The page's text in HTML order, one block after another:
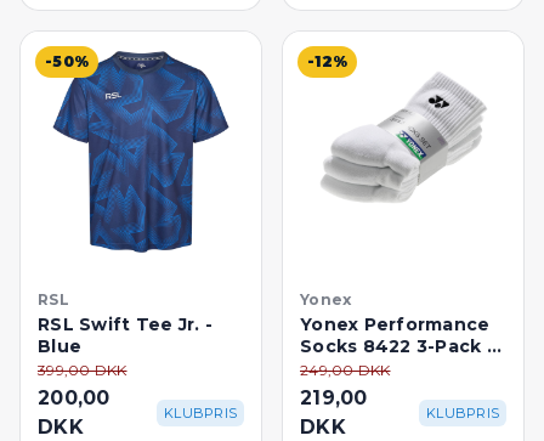
-50%
RSL
RSL Swift Tee Jr. -
Blue
399,00 DKK
200,00
DKK
KLUBPRIS
-12%
Yonex
Yonex Performance
Socks 8422 3-Pack -
White
249,00 DKK
219,00
DKK
KLUBPRIS